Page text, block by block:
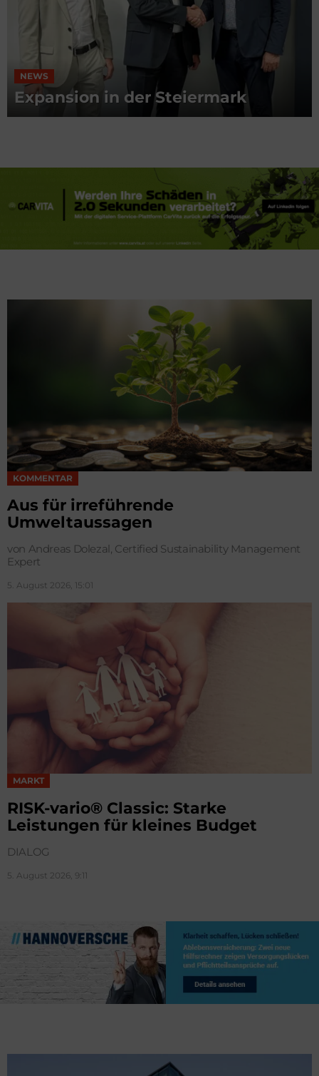
NEWS
Expansion in der Steiermark
KOMMENTAR
Aus für irreführende
Umweltaussagen
von Andreas Dolezal, Certified Sustainability Management
Expert
5. August 2026, 15:01
MARKT
RISK-vario® Classic: Starke
Leistungen für kleines Budget
DIALOG
5. August 2026, 9:11